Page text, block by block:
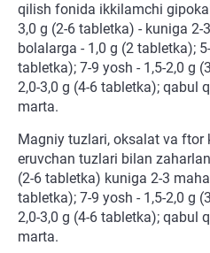
qilish fonida ikkilamchi
3,0 g (2-6 tabletka) - kuniga 2-
bolalarga - 1,0 g (2 tabletka);
tabletka); 7-9 yosh - 1,5-2,0 g
2,0-3,0 g (4-6 tabletka); qabul
marta.
Magniy tuzlari, oksalat va
eruvchan tuzlari bilan
(2-6 tabletka) kuniga 2-3
tabletka); 7-9 yosh - 1,5-2,0 g
2,0-3,0 g (4-6 tabletka); qabul
marta.